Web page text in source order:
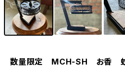
数量限定 MCH-SH お香